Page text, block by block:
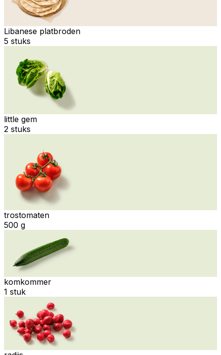
Libanese platbroden
5 stuks
little gem
2 stuks
trostomaten
500 g
komkommer
1 stuk